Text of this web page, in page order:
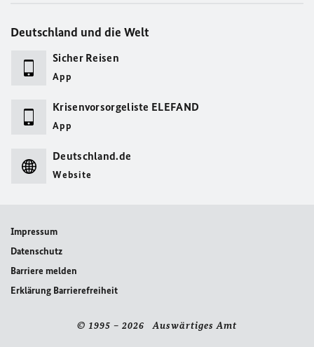
Deutschland und die Welt
Sicher Reisen
App
Krisenvorsorgeliste ELEFAND
App
Deutschland.de
Website
Impressum
Datenschutz
Barriere melden
Erklärung Barrierefreiheit
© 1995 – 2026 Auswärtiges Amt